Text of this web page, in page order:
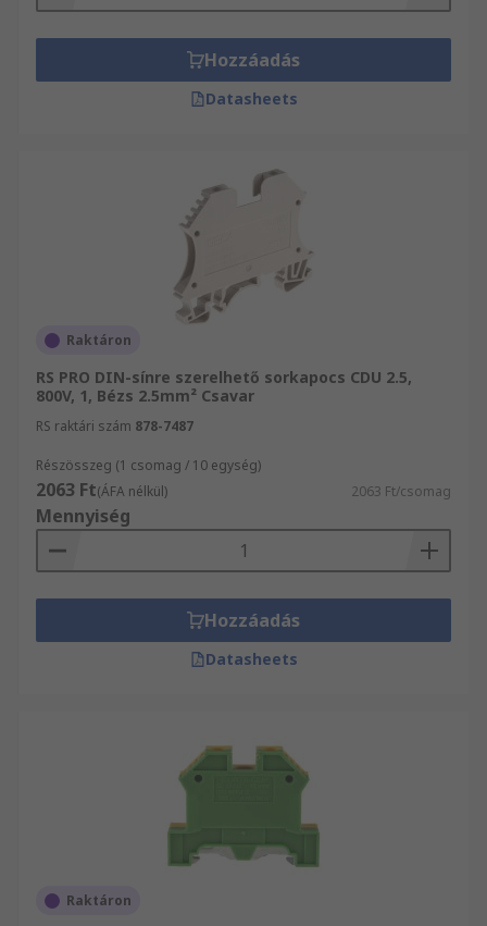
DIN-sínes terminálokat?
A biztosítékkal ellátott DIN-sínes terminálokat
széles körben használják az iparban, mivel
terminálok. Ezeket általában érzékelők és relék
védelmére használják.
Azonban a biztosítékkal ellátott és anélküli
változatok egyaránt használhatók a
Tápegységek
Világításszabályozók
Telekommunikáció
Épületfelügyeleti rendszerek
Ipari és polgári villamos berendezések
Fűtés és légkondicionálás kezelőszervei
Hozzáadás
Datasheets
Raktáron
RS PRO DIN-sínre szerelhető sorkapocs CDU 2.5,
800V, 1, Bézs 2.5mm² Csavar
RS raktári szám 878-7487
Részösszeg (1 csomag / 10 egység)
2063 Ft(ÁFA nélkül) 2063 Ft/csomag
Mennyiség
Hozzáadás
Datasheets
Raktáron